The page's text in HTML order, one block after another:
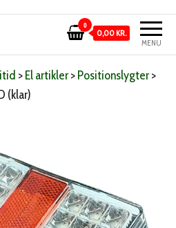
MENU
0
0,00 KR.
>El artikler>Positionslygter>
(klar)